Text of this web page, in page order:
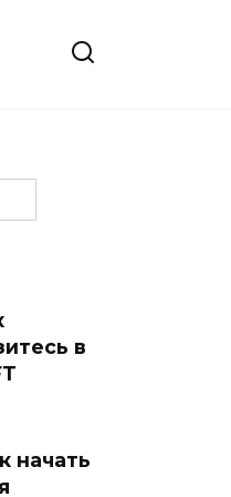
в
начать